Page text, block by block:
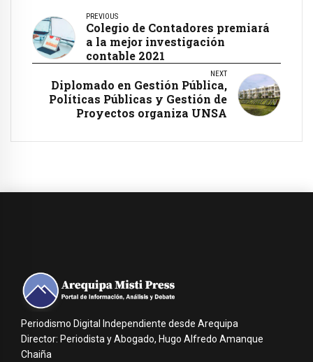
PREVIOUS
Colegio de Contadores premiará
a la mejor investigación
contable 2021
NEXT
Diplomado en Gestión Pública,
Políticas Públicas y Gestión de
Proyectos organiza UNSA
Periodismo Digital Independiente desde Arequipa
Director: Periodista y Abogado, Hugo Alfredo Amanque
Chaiña